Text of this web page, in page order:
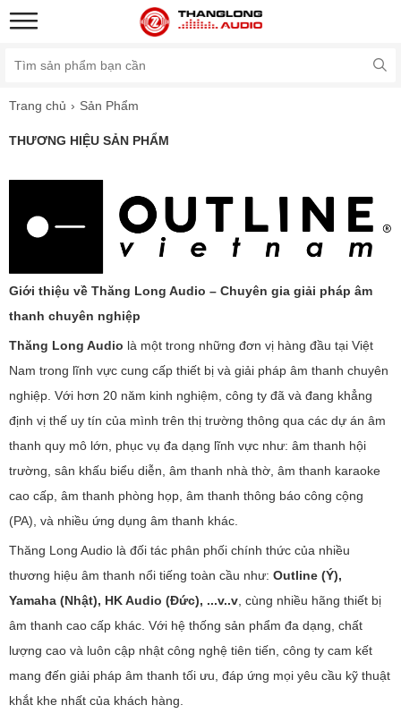
Trang chủ Sản Phẩm
THƯƠNG HIỆU SẢN PHẨM
Giới thiệu về Thăng Long Audio – Chuyên gia giải pháp âm
thanh chuyên nghiệp
Thăng Long Audio là một trong những đơn vị hàng đầu tại Việt
Nam trong lĩnh vực cung cấp thiết bị và giải pháp âm thanh chuyên
nghiệp. Với hơn 20 năm kinh nghiệm, công ty đã và đang khẳng
định vị thế uy tín của mình trên thị trường thông qua các dự án âm
thanh quy mô lớn, phục vụ đa dạng lĩnh vực như: âm thanh hội
trường, sân khấu biểu diễn, âm thanh nhà thờ, âm thanh karaoke
cao cấp, âm thanh phòng họp, âm thanh thông báo công cộng
(PA), và nhiều ứng dụng âm thanh khác.
Thăng Long Audio là đối tác phân phối chính thức của nhiều
thương hiệu âm thanh nổi tiếng toàn cầu như: Outline (Ý),
Yamaha (Nhật), HK Audio (Đức), ...v..v , cùng nhiều hãng thiết bị
âm thanh cao cấp khác. Với hệ thống sản phẩm đa dạng, chất
lượng cao và luôn cập nhật công nghệ tiên tiến, công ty cam kết
mang đến giải pháp âm thanh tối ưu, đáp ứng mọi yêu cầu kỹ thuật
khắt khe nhất của khách hàng.